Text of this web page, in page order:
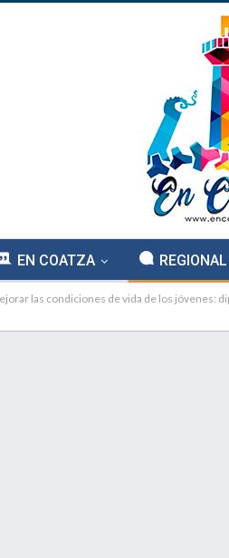
EN COATZA REGIONAL
las condiciones de vida de los jóvenes: